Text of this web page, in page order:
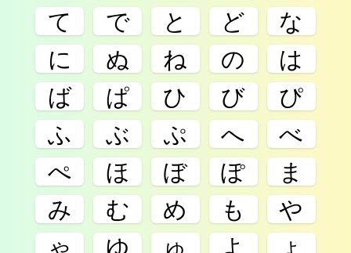
て
で と ど
な
に
ぬ ね の
は
ば
ぱ ひ び
ぴ
ふ
ぶ ぷ へ
べ
ぺ
ほ ぼ ぽ
ま
み
む め も
や
ゃ
ゆ ゅ よ ょ